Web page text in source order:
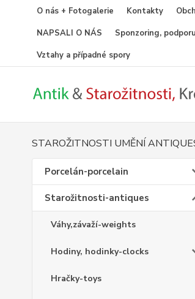
O nás + Fotogalerie Kontakty
NAPSALI O NÁS
Sponzoring,
Vztahy a případné spory
STAROŽITNOSTI UMĚNÍ
Porcelán-porcelain
Starožitnosti-antiques
Váhy,závaží-weights
Hodiny, hodinky-clocks
Hračky-toys